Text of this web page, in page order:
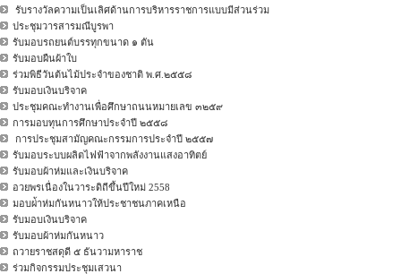
รับรางวัลความเป็นเลิศด้านการบริหารราชการแบบมีส่วนร่วม
ประชุมวารสารมณีบูรพา
รับมอบรถยนต์บรรทุกขนาด ๑ ตัน
รับมอบผืนผ้าใบ
ร่วมพิธีวันต้นไม้ประจำของชาติ พ.ศ.๒๕๕๘
รับมอบเงินบริจาค
ประชุมคณะทำงานเพื่อศึกษาถนนหมายเลข ๓๒๕๙
การมอบทุนการศึกษาประจำปี ๒๕๕๘
การประชุมสามัญคณะกรรมการประจำปี ๒๕๕๗
รับมอบระบบผลิตไฟฟ้าจากพลังงานแสงอาทิตย์
รับมอบผ้าห่มและเงินบริจาค
อวยพรเนื่องในวาระดิถีขึ้นปีใหม่ 2558
มอบผ่้าห่มกันหนาวให้ประชาชนภาคเหนือ
รับมอบเงินบริจาค
รับมอบผ้าห่มกันหนาว
ถวายราชสดุดี ๕ ธันวามหาราช
ร่วมกิจกรรมประชุมเสวนา